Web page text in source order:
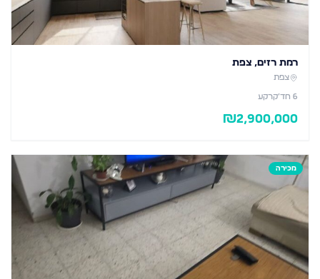
רמת רזים, צפת
צפת
6 חד׳קרקע
₪2,900,000
מכירה